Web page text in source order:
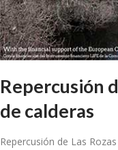
Repercusión
de calderas
Repercusión de Las